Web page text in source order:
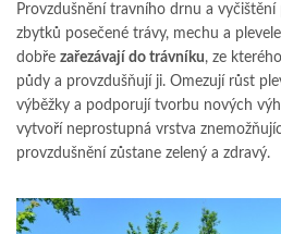
Provzdušnění travního drnu a
zbytků posečené trávy, mechu a
dobře zařezávají do trávníku, ze kterého
půdy a provzdušňují ji. Omezují růst
výběžky a podporují tvorbu nových
vytvoří neprostupná vrstva
provzdušnění zůstane zelený a zdravý.